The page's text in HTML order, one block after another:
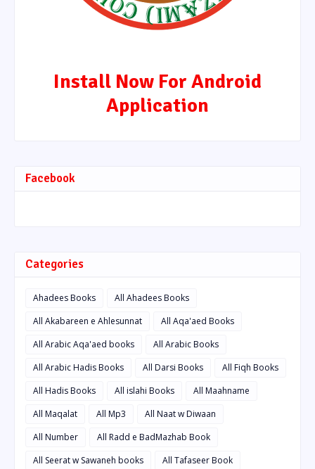
Install Now For Android
Application
Facebook
Categories
Ahadees Books
All Ahadees Books
All Akabareen e Ahlesunnat
All Aqa'aed Books
All Arabic Aqa'aed books
All Arabic Books
All Arabic Hadis Books
All Darsi Books
All Fiqh Books
All Hadis Books
All islahi Books
All Maahname
All Maqalat
All Mp3
All Naat w Diwaan
All Number
All Radd e BadMazhab Book
All Seerat w Sawaneh books
All Tafaseer Book